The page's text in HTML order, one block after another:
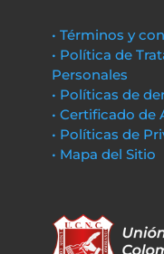
• Términos y
• Política de
Personales
• Políticas de
• Certificado de
• Políticas de
• Mapa del Sitio